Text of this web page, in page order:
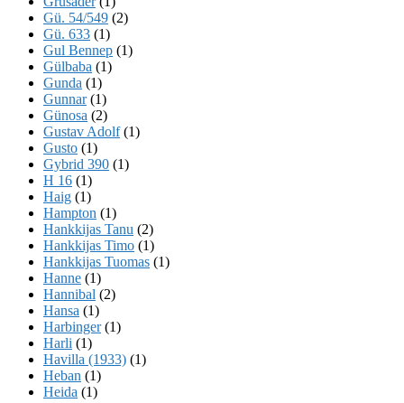
Gü. 54/549 (2)
Gü. 633 (1)
Gul Bennep (1)
Gülbaba (1)
Gunda (1)
Gunnar(1)
Günosa (2)
Gustav Adolf(1)
Gusto (1)
Gybrid 390 (1)
H 16 (1)
Haig (1)
Hampton (1)
Hankkijas Tanu (2)
Hankkijas Timo (1)
Hankkijas Tuomas (1)
Hanne (1)
Hannibal (2)
Hansa (1)
Harbinger(1)
Harli (1)
Havilla (1933) (1)
Heban (1)
Heida (1)